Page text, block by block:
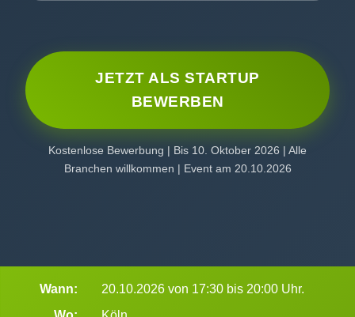
JETZT ALS STARTUP
BEWERBEN
Kostenlose Bewerbung | Bis 10. Oktober 2026 | Alle
Branchen willkommen | Event am 20.10.2026
Wann:
20.10.2026 von 17:30 bis 20:00 Uhr.